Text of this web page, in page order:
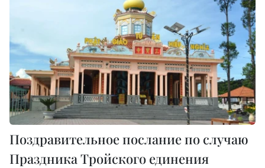
Поздравительное послание по случаю
Праздника Тройского единения